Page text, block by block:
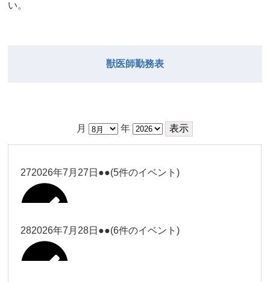
い。
獣医師勤務表
月 年
272026年7月27日 ●●(5件のイベント)
大西
282026年7月28日 ●●(6件のイベント)